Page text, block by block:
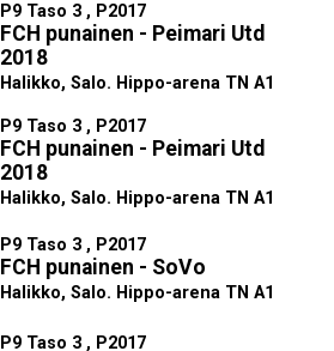
P9 Taso 3 , P2017
FCH punainen - Peimari Utd
2018
Halikko, Salo. Hippo-arena TN A1
P9 Taso 3 , P2017
FCH punainen - Peimari Utd
2018
Halikko, Salo. Hippo-arena TN A1
P9 Taso 3 , P2017
FCH punainen - SoVo
Halikko, Salo. Hippo-arena TN A1
P9 Taso 3 , P2017